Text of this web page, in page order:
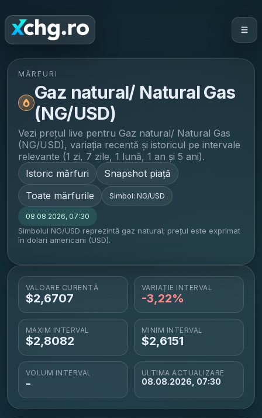
MĂRFURI
Gaz natural/ Natural Gas
(NG/USD)
Vezi prețul live pentru Gaz natural/ Natural Gas
(NG/USD), variația recentă și istoricul pe intervale
relevante (1 zi, 7 zile, 1 lună, 1 an și 5 ani).
Istoric mărfuri
Snapshot piață
Toate mărfurile
Simbol: NG/USD
08.08.2026, 07:30
Simbolul NG/USD reprezintă gaz natural; prețul este exprimat
în dolari americani (USD).
VALOARE CURENTĂ
$2,6707
VARIAȚIE INTERVAL
-3,22%
MAXIM INTERVAL
$2,8082
MINIM INTERVAL
$2,6151
VOLUM INTERVAL
-
ULTIMA ACTUALIZARE
08.08.2026, 07:30